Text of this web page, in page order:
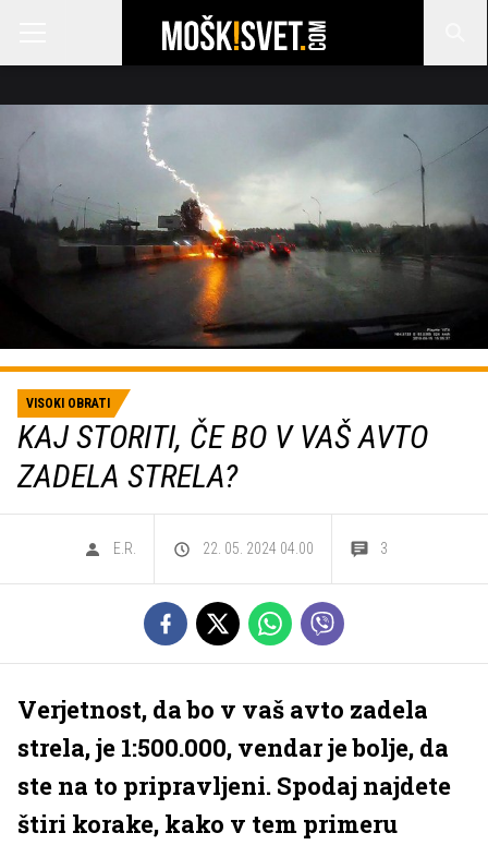
VISOKI OBRATI
KAJ STORITI, ČE BO V VAŠ AVTO
ZADELA STRELA?
E.R. 22. 05. 2024 04.00 3
Verjetnost, da bo v vaš avto zadela
strela, je 1:500.000, vendar je bolje, da
ste na to pripravljeni. Spodaj najdete
štiri korake, kako v tem primeru